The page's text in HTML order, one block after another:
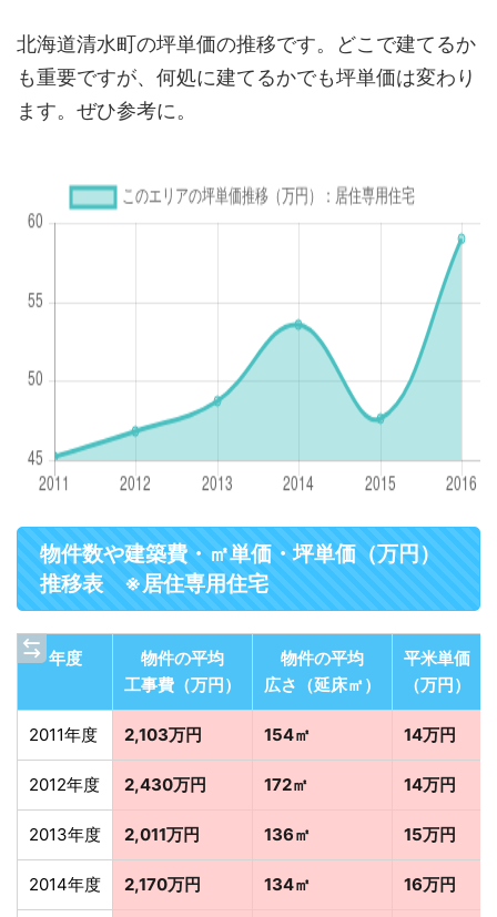
北海道清水町の坪単価の推移です。どこで建てるか
も重要ですが、何処に建てるかでも坪単価は変わり
ます。ぜひ参考に。
物件数や建築費・㎡単価・坪単価（万円）
推移表 ※居住専用住宅
年度
物件の平均
工事費（万円）
物件の平均
広さ（延床㎡）
平米単価
（万円）
2011年度 2,103万円 154㎡ 14万円
2012年度 2,430万円 172㎡ 14万円
2013年度 2,011万円 136㎡ 15万円
2014年度 2,170万円 134㎡ 16万円